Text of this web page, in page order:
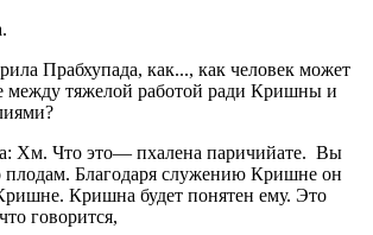
Прабхупада, как..., как человек может
между тяжелой работой ради Кришны и
Хм. Что это— пхалена паричийате. Вы
плодам. Благодаря служению Кришне он
Кришна будет понятен ему. Это
говорится,